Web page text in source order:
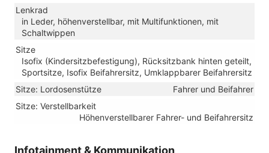
Lenkrad
in Leder, höhenverstellbar, mit Multifunktionen, mit
Schaltwippen
Sitze
Isofix (Kindersitzbefestigung), Rücksitzbank hinten geteilt,
Sportsitze, Isofix Beifahrersitz, Umklappbarer Beifahrersitz
Sitze: Lordosenstütze
Fahrer und Beifahrer
Sitze: Verstellbarkeit
Höhenverstellbarer Fahrer- und Beifahrersitz
Infotainment & Kommunikation